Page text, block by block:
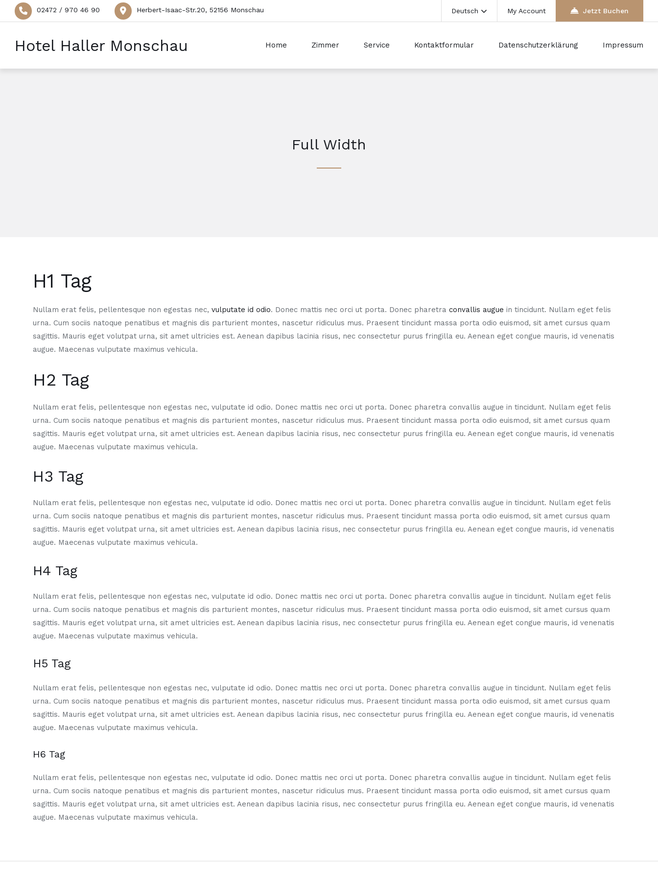
02472 / 970 46 90 Herbert-Isaac-Str.20, 52156 Monschau Deutsch My Account Jetzt Buchen
Hotel Haller Monschau Home Zimmer Service Kontaktformular Datenschutzerklärung Impressum
Full Width
H1 Tag
Nullam erat felis, pellentesque non egestas nec, vulputate id odio. Donec mattis nec orci ut porta. Donec pharetra convallis augue in tincidunt. Nullam eget felis
urna. Cum sociis natoque penatibus et magnis dis parturient montes, nascetur ridiculus mus. Praesent tincidunt massa porta odio euismod, sit amet cursus quam
sagittis. Mauris eget volutpat urna, sit amet ultricies est. Aenean dapibus lacinia risus, nec consectetur purus fringilla eu. Aenean eget congue mauris, id venenatis
augue. Maecenas vulputate maximus vehicula.
H2 Tag
Nullam erat felis, pellentesque non egestas nec, vulputate id odio. Donec mattis nec orci ut porta. Donec pharetra convallis augue in tincidunt. Nullam eget felis
urna. Cum sociis natoque penatibus et magnis dis parturient montes, nascetur ridiculus mus. Praesent tincidunt massa porta odio euismod, sit amet cursus quam
sagittis. Mauris eget volutpat urna, sit amet ultricies est. Aenean dapibus lacinia risus, nec consectetur purus fringilla eu. Aenean eget congue mauris, id venenatis
augue. Maecenas vulputate maximus vehicula.
H3 Tag
Nullam erat felis, pellentesque non egestas nec, vulputate id odio. Donec mattis nec orci ut porta. Donec pharetra convallis augue in tincidunt. Nullam eget felis
urna. Cum sociis natoque penatibus et magnis dis parturient montes, nascetur ridiculus mus. Praesent tincidunt massa porta odio euismod, sit amet cursus quam
sagittis. Mauris eget volutpat urna, sit amet ultricies est. Aenean dapibus lacinia risus, nec consectetur purus fringilla eu. Aenean eget congue mauris, id venenatis
augue. Maecenas vulputate maximus vehicula.
H4 Tag
Nullam erat felis, pellentesque non egestas nec, vulputate id odio. Donec mattis nec orci ut porta. Donec pharetra convallis augue in tincidunt. Nullam eget felis
urna. Cum sociis natoque penatibus et magnis dis parturient montes, nascetur ridiculus mus. Praesent tincidunt massa porta odio euismod, sit amet cursus quam
sagittis. Mauris eget volutpat urna, sit amet ultricies est. Aenean dapibus lacinia risus, nec consectetur purus fringilla eu. Aenean eget congue mauris, id venenatis
augue. Maecenas vulputate maximus vehicula.
H5 Tag
Nullam erat felis, pellentesque non egestas nec, vulputate id odio. Donec mattis nec orci ut porta. Donec pharetra convallis augue in tincidunt. Nullam eget felis
urna. Cum sociis natoque penatibus et magnis dis parturient montes, nascetur ridiculus mus. Praesent tincidunt massa porta odio euismod, sit amet cursus quam
sagittis. Mauris eget volutpat urna, sit amet ultricies est. Aenean dapibus lacinia risus, nec consectetur purus fringilla eu. Aenean eget congue mauris, id venenatis
augue. Maecenas vulputate maximus vehicula.
H6 Tag
Nullam erat felis, pellentesque non egestas nec, vulputate id odio. Donec mattis nec orci ut porta. Donec pharetra convallis augue in tincidunt. Nullam eget felis
urna. Cum sociis natoque penatibus et magnis dis parturient montes, nascetur ridiculus mus. Praesent tincidunt massa porta odio euismod, sit amet cursus quam
sagittis. Mauris eget volutpat urna, sit amet ultricies est. Aenean dapibus lacinia risus, nec consectetur purus fringilla eu. Aenean eget congue mauris, id venenatis
augue. Maecenas vulputate maximus vehicula.